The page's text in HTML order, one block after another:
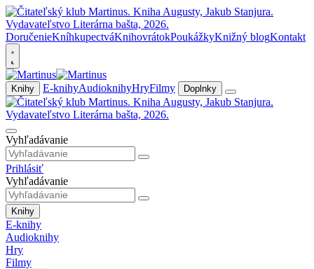
DoručenieKníhkupectváKnihovrátokPoukážkyKnižný blogKontakt
Knihy E-knihyAudioknihyHryFilmy Doplnky
Vyhľadávanie
Prihlásiť
Vyhľadávanie
Knihy
E-knihy
Audioknihy
Hry
Filmy